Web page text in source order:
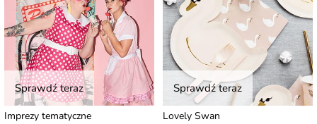
Sprawdź teraz
Imprezy tematyczne
Sprawdź teraz
Lovely Swan